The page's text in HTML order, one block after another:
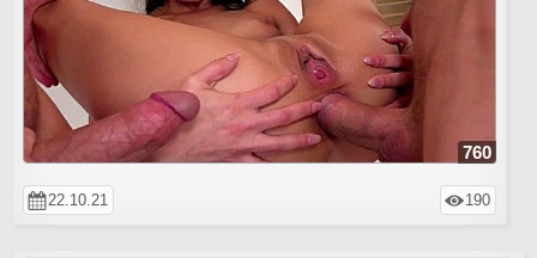
760
22.10.21 190